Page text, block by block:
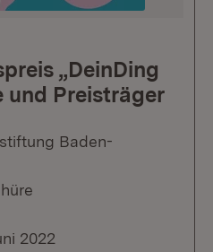
„DeinDing
und Preisträger
Baden-
2022